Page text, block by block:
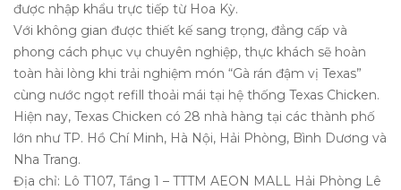
được nhập khẩu trực tiếp từ Hoa Kỳ.
Với không gian được thiết kế sang trọng, đẳng cấp và
phong cách phục vụ chuyên nghiệp, thực khách sẽ hoàn
toàn hài lòng khi trải nghiệm món “Gà rán đậm vị Texas”
cùng nước ngọt refill thoải mái tại hệ thống Texas Chicken.
Hiện nay, Texas Chicken có 28 nhà hàng tại các thành phố
lớn như TP. Hồ Chí Minh, Hà Nội, Hải Phòng, Bình Dương và
Nha Trang.
Địa chỉ: Lô T107, Tầng 1 – TTTM AEON MALL Hải Phòng Lê